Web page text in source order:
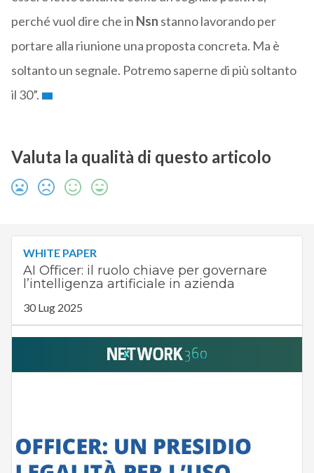
perché vuol dire che in Nsn stanno lavorando per
portare alla riunione una proposta concreta. Ma è
soltanto un segnale. Potremo saperne di più soltanto
il 30”.
Valuta la qualità di questo articolo
WHITE PAPER
AI Officer: il ruolo chiave per governare
l’intelligenza artificiale in azienda
30 Lug 2025